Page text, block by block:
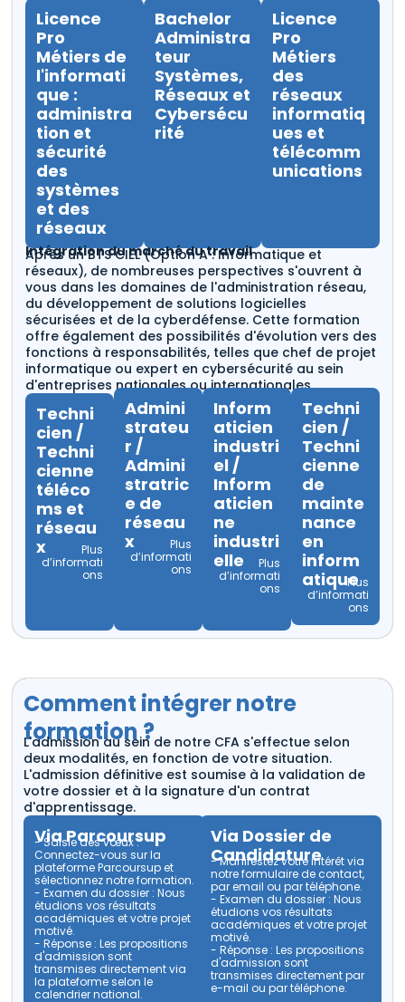
Licence
Pro
Métiers de
l'informati
que :
administra
tion et
sécurité
des
systèmes
et des
réseaux
Bachelor
Administra
teur
Systèmes,
Réseaux et
Cybersécu
rité
Licence
Pro
Métiers
des
réseaux
informatiq
ues et
télécomm
unications
Intégration du marché du travail
Après un BTS CIEL (Option A : Informatique et
réseaux), de nombreuses perspectives s'ouvrent à
vous dans les domaines de l'administration réseau,
du développement de solutions logicielles
sécurisées et de la cyberdéfense. Cette formation
offre également des possibilités d'évolution vers des
fonctions à responsabilités, telles que chef de projet
informatique ou expert en cybersécurité au sein
d'entreprises nationales ou internationales.
Techni
cien /
Techni
cienne
téléco
ms et
réseau
x
Plus
d’informati
ons
Admini
strateu
r /
Admini
stratric
e de
réseau
x
Plus
d’informati
ons
Inform
aticien
industri
el /
Inform
aticien
ne
industri
elle
Plus
d’informati
ons
Techni
cien /
Techni
cienne
de
mainte
nance
en
inform
atiquePlus
d’informati
ons
Comment intégrer notre
formation ?
L'admission au sein de notre CFA s'effectue selon
deux modalités, en fonction de votre situation.
L'admission définitive est soumise à la validation de
votre dossier et à la signature d'un contrat
d'apprentissage.
Via Parcoursup
- Saisie des vœux :
Connectez-vous sur la
plateformeParcoursupet
sélectionnez notre formation.
- Examen du dossier : Nous
étudions vos résultats
académiques et votre projet
motivé.
- Réponse : Les propositions
d'admission sont
transmises directement via
la plateforme selon le
calendrier national.
Via Dossier de
Candidature
- Manifestez votre intérêt via
notre formulaire de contact,
par email ou par téléphone.
- Examen du dossier : Nous
étudions vos résultats
académiques et votre projet
motivé.
- Réponse : Les propositions
d'admission sont
transmises directement par
e-mail ou par téléphone.